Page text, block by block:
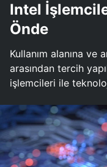
Intel
Önde
Kullanım alanına ve
arasından tercih
işlemcileri ile